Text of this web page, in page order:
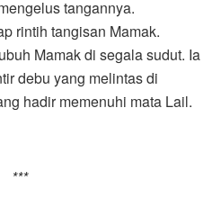
tangannya.
rintih tangisan Mamak.
Mamak di segala sudut. Ia
debu yang melintas di
hadir memenuhi mata Lail.
***